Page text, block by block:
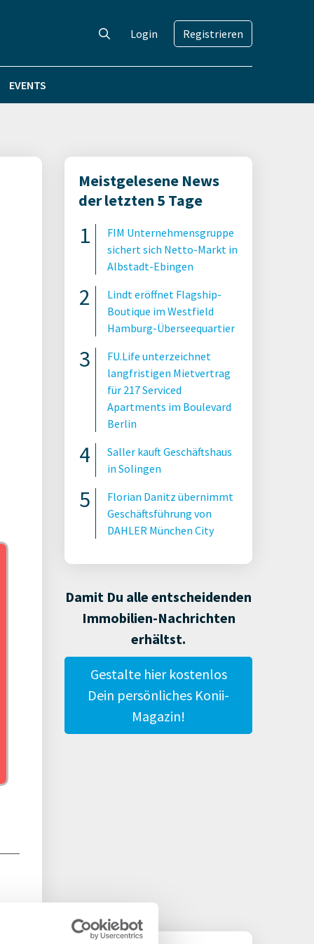
Login Registrieren
EVENTS
Meistgelesene News
der letzten 5 Tage
FIM Unternehmensgruppe
sichert sich Netto-Markt in
Albstadt-Ebingen
Lindt eröffnet Flagship-
Boutique im Westfield
Hamburg-Überseequartier
FU.Life unterzeichnet
langfristigen Mietvertrag
für 217 Serviced
Apartments im Boulevard
Berlin
Saller kauft Geschäftshaus
in Solingen
Florian Danitz übernimmt
Geschäftsführung von
DAHLER München City
Damit Du alle entscheidenden
Immobilien-Nachrichten
erhältst.
Gestalte hier kostenlos
Dein persönliches Konii-
Magazin!